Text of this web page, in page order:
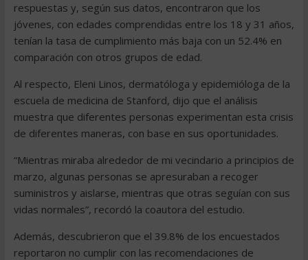
respuestas y, según sus datos, encontraron que los
jóvenes, con edades comprendidas entre los 18 y 31 años,
tenían la tasa de cumplimiento más baja con un 52.4% en
comparación con otros grupos de edad.
Al respecto, Eleni Linos, dermatóloga y epidemióloga de la
escuela de medicina de Stanford, dijo que el análisis
muestra que diferentes personas experimentan esta crisis
de diferentes maneras, con base en sus oportunidades.
“Mientras miraba alrededor de mi vecindario a principios de
marzo, algunas personas se apresuraban a recoger
suministros y aislarse, mientras que otras seguían con sus
vidas normales”, recordó la coautora del estudio.
Además, descubrieron que el 39.8% de los encuestados
reportaron no cumplir con las recomendaciones de